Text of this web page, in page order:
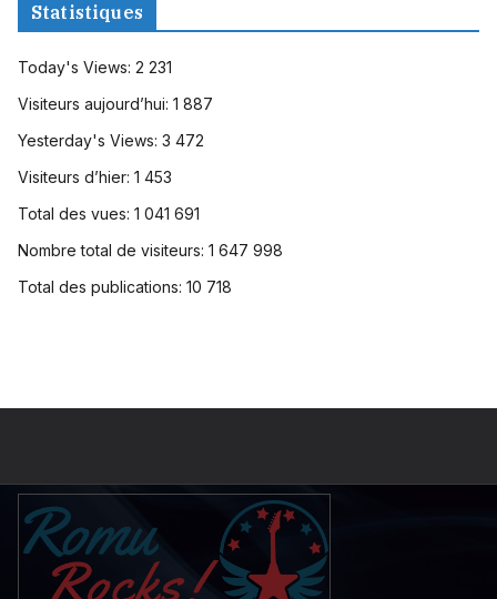
Statistiques
Today's Views: 2 231
Visiteurs aujourd’hui: 1 887
Yesterday's Views: 3 472
Visiteurs d’hier: 1 453
Total des vues: 1 041 691
Nombre total de visiteurs: 1 647 998
Total des publications: 10 718